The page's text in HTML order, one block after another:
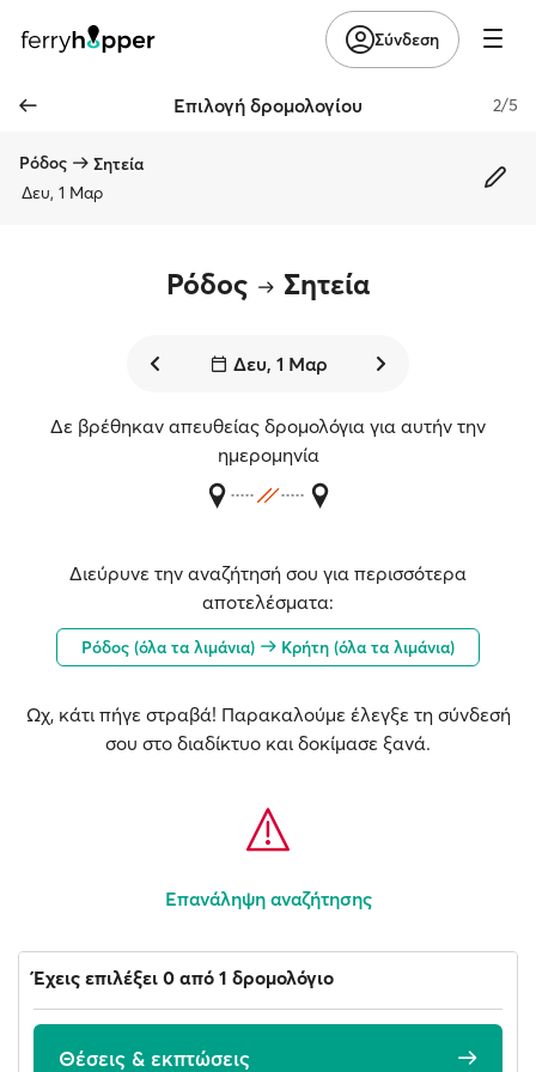
Σύνδεση
Επιλογή δρομολογίου 2/5
Ρόδος
Σητεία
Δευ, 1 Μαρ
Ρόδος Σητεία
Δευ, 1 Μαρ
Δε βρέθηκαν απευθείας δρομολόγια για αυτήν την
ημερομηνία
Διεύρυνε την αναζήτησή σου για περισσότερα
αποτελέσματα:
Ρόδος (όλα τα λιμάνια) Κρήτη (όλα τα λιμάνια)
Ωχ, κάτι πήγε στραβά! Παρακαλούμε έλεγξε τη σύνδεσή
σου στο διαδίκτυο και δοκίμασε ξανά.
Επανάληψη αναζήτησης
Έχεις επιλέξει 0 από 1 δρομολόγιο
Θέσεις & εκπτώσεις